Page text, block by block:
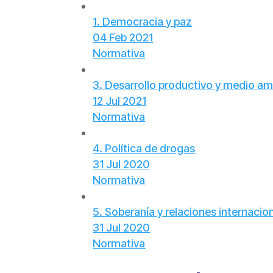
1. Democracia y paz
04 Feb 2021
Normativa
3. Desarrollo productivo y medio
12 Jul 2021
Normativa
4. Política de drogas
31 Jul 2020
Normativa
5. Soberanía y relaciones
31 Jul 2020
Normativa